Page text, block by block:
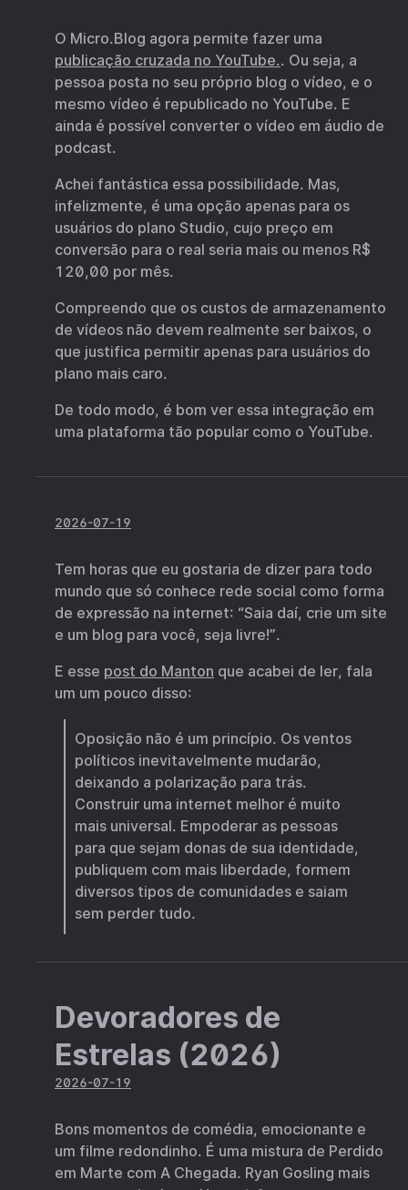
O Micro.Blog agora permite fazer uma
publicação cruzada no YouTube.. Ou seja, a
pessoa posta no seu próprio blog o vídeo, e o
mesmo vídeo é republicado no YouTube. E
ainda é possível converter o vídeo em áudio de
podcast.
Achei fantástica essa possibilidade. Mas,
infelizmente, é uma opção apenas para os
usuários do plano Studio, cujo preço em
conversão para o real seria mais ou menos R$
120,00 por mês.
Compreendo que os custos de armazenamento
de vídeos não devem realmente ser baixos, o
que justifica permitir apenas para usuários do
plano mais caro.
De todo modo, é bom ver essa integração em
uma plataforma tão popular como o YouTube.
2026-07-19
Tem horas que eu gostaria de dizer para todo
mundo que só conhece rede social como forma
de expressão na internet: “Saia daí, crie um site
e um blog para você, seja livre!”.
E esse post do Manton que acabei de ler, fala
um um pouco disso:
Oposição não é um princípio. Os ventos
políticos inevitavelmente mudarão,
deixando a polarização para trás.
Construir uma internet melhor é muito
mais universal. Empoderar as pessoas
para que sejam donas de sua identidade,
publiquem com mais liberdade, formem
diversos tipos de comunidades e saiam
sem perder tudo.
Devoradores de
Estrelas (2026)
2026-07-19
Bons momentos de comédia, emocionante e
um filme redondinho. É uma mistura de Perdido
em Marte com A Chegada. Ryan Gosling mais